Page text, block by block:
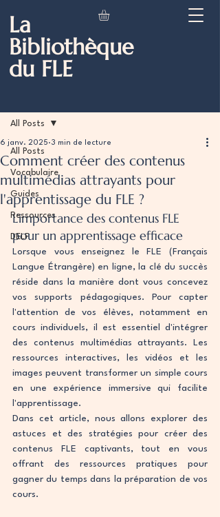
La
Bibliothèque
du FLE
All Posts
Vocabulaire
Guides
Ressources
DELF
All Posts
Comment créer des contenus
multimédias attrayants pour
l'apprentissage du FLE ?
6 janv. 2025 3 min de lecture
L’importance des contenus FLE
pour un apprentissage efficace
Lorsque vous enseignez le FLE (Français
Langue Étrangère) en ligne, la clé du succès
réside dans la manière dont vous concevez
vos supports pédagogiques. Pour capter
l'attention de vos élèves, notamment en
cours individuels, il est essentiel d'intégrer
des contenus multimédias attrayants. Les
ressources interactives, les vidéos et les
images peuvent transformer un simple cours
en une expérience immersive qui facilite
l'apprentissage.
Dans cet article, nous allons explorer des
astuces et des stratégies pour créer des
contenus FLE captivants, tout en vous
offrant des ressources pratiques pour
gagner du temps dans la préparation de vos
cours.